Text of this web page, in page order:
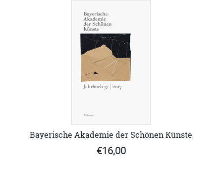
Bayerische Akademie der Schönen Künste
€16,00